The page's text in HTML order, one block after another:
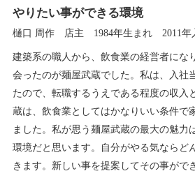
やりたい事ができる環境
樋口 周作 店主 1984年生まれ 2011年
建築系の職人から、飲食業の経営者にな
会ったのが麺屋武蔵でした。私は、入社
たので、転職するうえである程度の収入
蔵は、飲食業としてはかなりいい条件で
ました。私が思う麺屋武蔵の最大の魅力
環境だと思います。自分がやる気ならど
きます。新しい事を提案してその事がで